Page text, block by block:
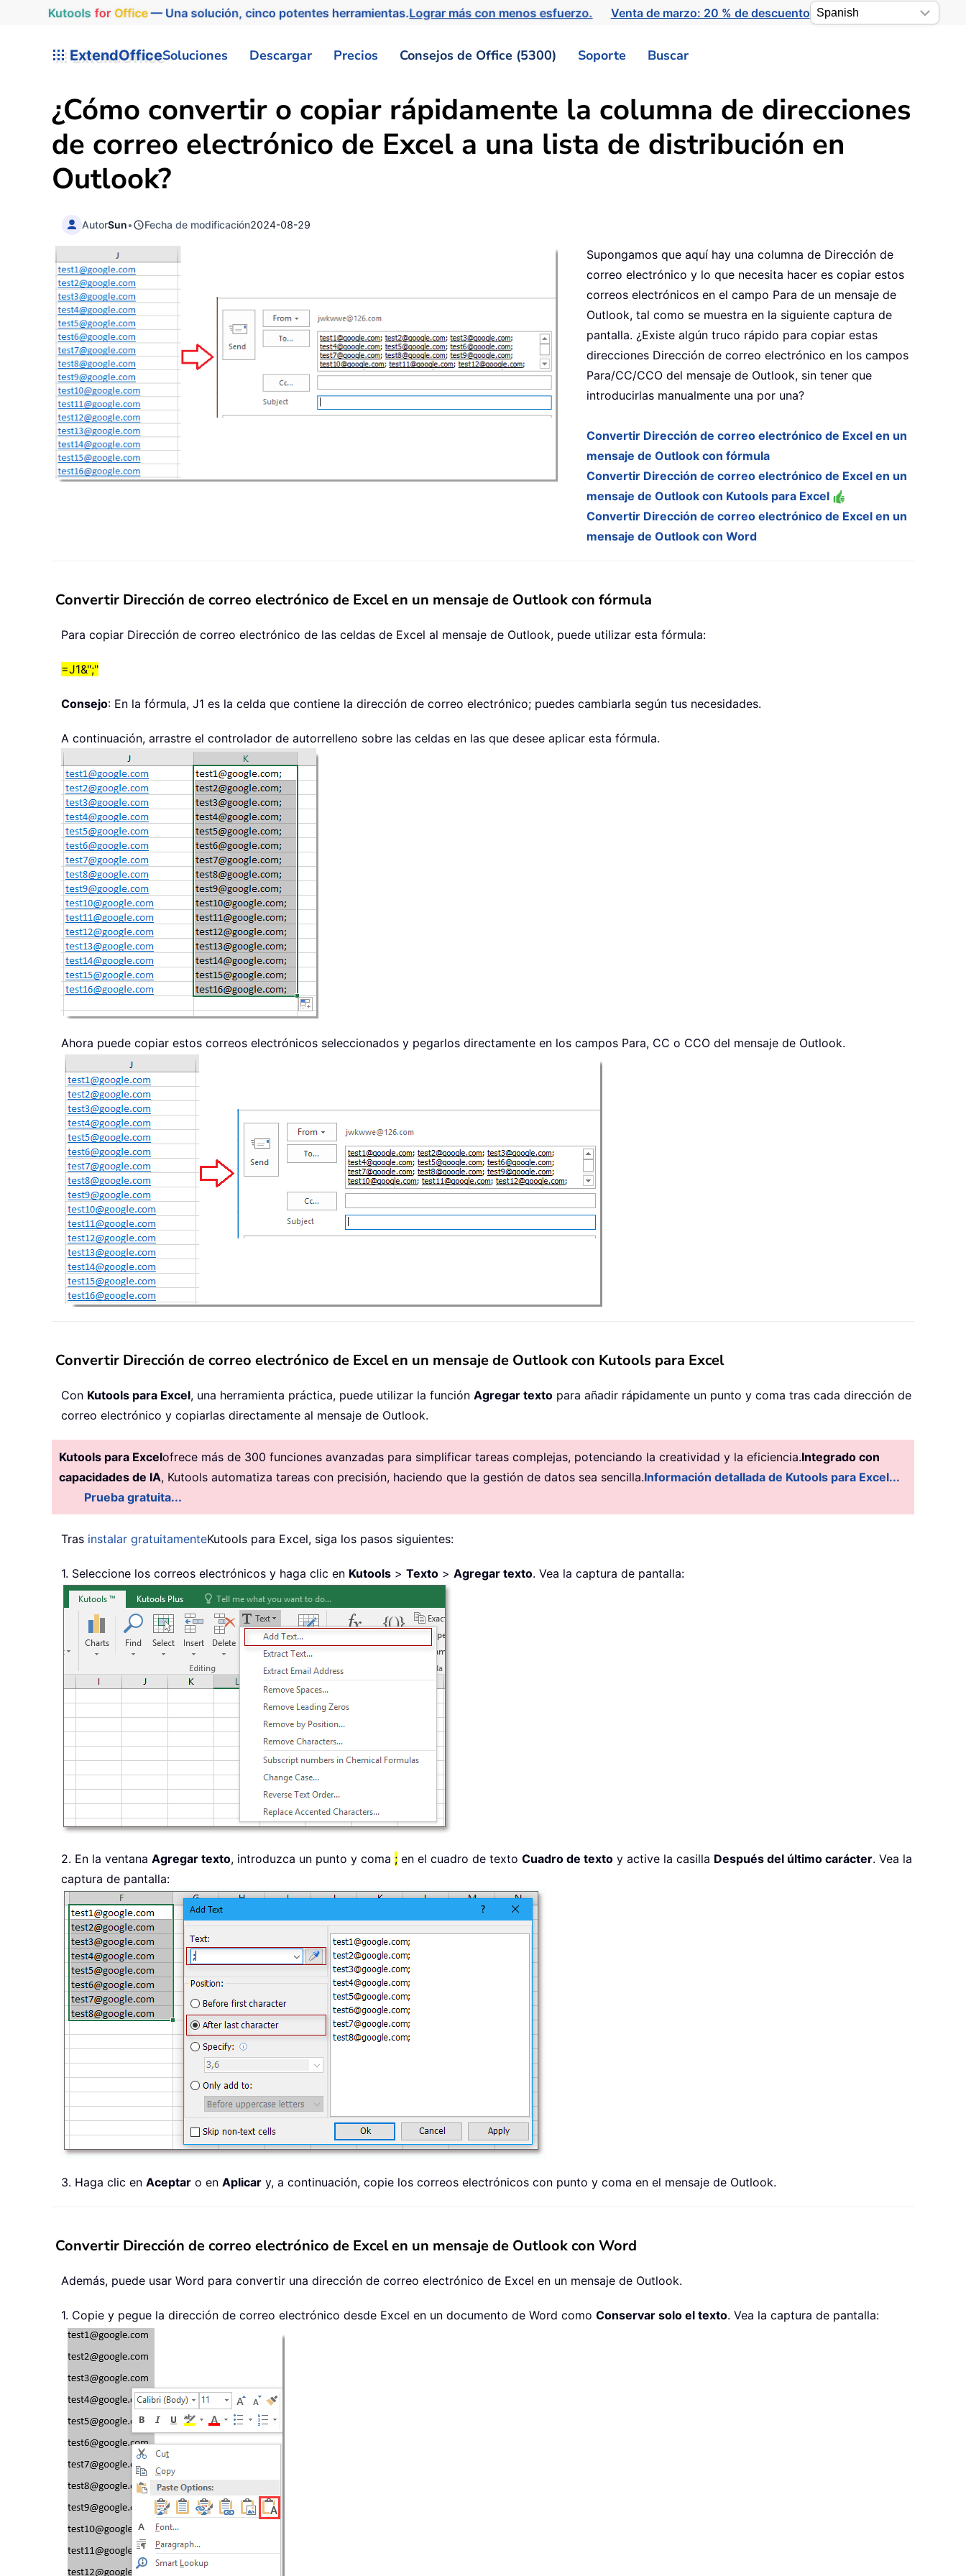
Kutools for Office— Una solución, cinco potentes herramientas.Lograr más con menos esfuerzo. Venta de marzo: 20 % de descuento
ExtendOfficeSoluciones Descargar Precios Consejos de Office (5300) Soporte Buscar
¿Cómo convertir o copiar rápidamente la columna de direcciones
de correo electrónico de Excel a una lista de distribución en
Outlook?
AutorSun• Fecha de modificación2024-08-29
Supongamos que aquí hay una columna de Dirección de
correo electrónico y lo que necesita hacer es copiar estos
correos electrónicos en el campo Para de un mensaje de
Outlook, tal como se muestra en la siguiente captura de
pantalla. ¿Existe algún truco rápido para copiar estas
direcciones Dirección de correo electrónico en los campos
Para/CC/CCO del mensaje de Outlook, sin tener que
introducirlas manualmente una por una?
Convertir Dirección de correo electrónico de Excel en un
mensaje de Outlook con fórmula
Convertir Dirección de correo electrónico de Excel en un
mensaje de Outlook con Kutools para Excel
Convertir Dirección de correo electrónico de Excel en un
mensaje de Outlook con Word
Convertir Dirección de correo electrónico de Excel en un mensaje de Outlook con fórmula
Para copiar Dirección de correo electrónico de las celdas de Excel al mensaje de Outlook, puede utilizar esta fórmula:
=J1&";"
Consejo: En la fórmula, J1 es la celda que contiene la dirección de correo electrónico; puedes cambiarla según tus necesidades.
A continuación, arrastre el controlador de autorrelleno sobre las celdas en las que desee aplicar esta fórmula.
Ahora puede copiar estos correos electrónicos seleccionados y pegarlos directamente en los campos Para, CC o CCO del mensaje de Outlook.
Convertir Dirección de correo electrónico de Excel en un mensaje de Outlook con Kutools para Excel
Con Kutools para Excel, una herramienta práctica, puede utilizar la función Agregar texto para añadir rápidamente un punto y coma tras cada dirección de
correo electrónico y copiarlas directamente al mensaje de Outlook.
Kutools para Excelofrece más de 300 funciones avanzadas para simplificar tareas complejas, potenciando la creatividad y la eficiencia.Integrado con
capacidades de IA, Kutools automatiza tareas con precisión, haciendo que la gestión de datos sea sencilla.Información detallada de Kutools para Excel...
Prueba gratuita...
Tras instalar gratuitamenteKutools para Excel, siga los pasos siguientes:
1. Seleccione los correos electrónicos y haga clic en Kutools > Texto > Agregar texto. Vea la captura de pantalla:
2. En la ventana Agregar texto, introduzca un punto y coma ; en el cuadro de texto Cuadro de texto y active la casilla Después del último carácter. Vea la
captura de pantalla:
3. Haga clic en Aceptar o en Aplicar y, a continuación, copie los correos electrónicos con punto y coma en el mensaje de Outlook.
Convertir Dirección de correo electrónico de Excel en un mensaje de Outlook con Word
Además, puede usar Word para convertir una dirección de correo electrónico de Excel en un mensaje de Outlook.
1. Copie y pegue la dirección de correo electrónico desde Excel en un documento de Word como Conservar solo el texto. Vea la captura de pantalla: